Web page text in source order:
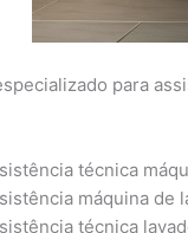
para
técnica
máquina de
técnica